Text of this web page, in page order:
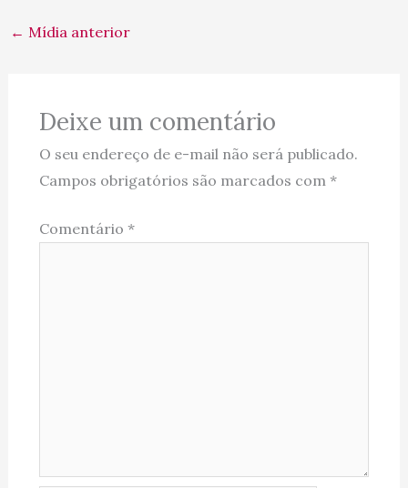
← Mídia anterior
Deixe um comentário
O seu endereço de e-mail não será publicado.
Campos obrigatórios são marcados com *
Comentário *